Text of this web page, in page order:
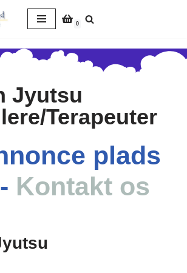
0
Jyutsu
Terapeuter
plads
Kontakt os